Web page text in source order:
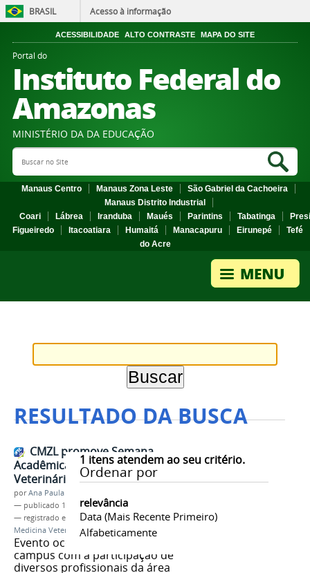
BRASIL Acesso à informação
ACESSIBILIDADE ALTO CONTRASTE MAPA DO SITE
Portal do
Instituto Federal do
Amazonas
MINISTÉRIO DA DA EDUCAÇÃO
Search Site
Manaus Centro Manaus Zona Leste
São Gabriel da Cachoeira
Manaus Distrito Industrial
Coari
Lábrea Iranduba Maués Parintins Tabatinga
Figueiredo
Itacoatiara Humaitá Manacapuru Eirunepé
Tefé
do Acre
RESULTADO DA BUSCA
1 itens atendem ao seu critério.
Ordenar por
relevância
Data (mais Recente Primeiro)
Alfabeticamente
CMZL promove Semana
Acadêmica de Medicina
Veterinária
porAna Paula Batista
— publicado 11/10/2017
— registrado em:
CMZL,Semana Acadêmica de
Medicina Veterinária
Evento ocorrerá no auditório do
campus com a participação de
diversos profissionais da área